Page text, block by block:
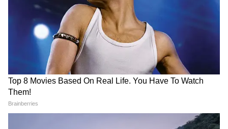
টয় ট্রেন পরিষেবা? জেনে নিন বিস্তারিত